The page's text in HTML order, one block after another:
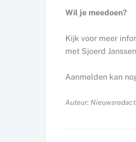
Wil je meedoen?
Kijk voor meer
met Sjoerd
Aanmelden kan
Auteur: